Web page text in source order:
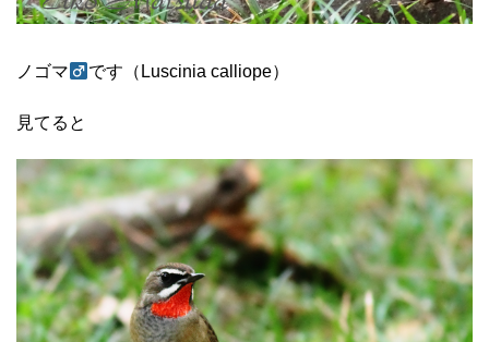
ノゴマ です（Luscinia calliope）
見てると